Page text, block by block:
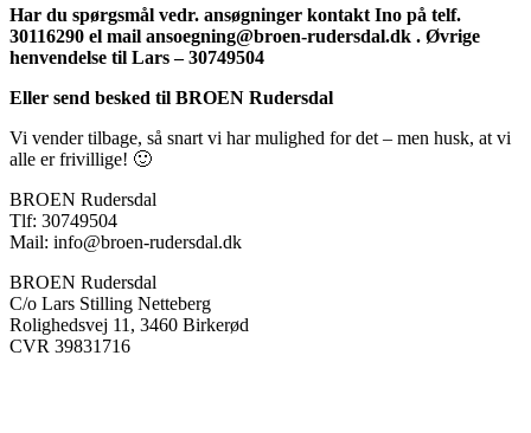
Har du spørgsmål vedr. ansøgninger kontakt Ino på telf.
30116290 el mail ansoegning@broen-rudersdal.dk . Øvrige
henvendelse til Lars – 30749504
Eller send besked til BROEN Rudersdal
Vi vender tilbage, så snart vi har mulighed for det – men husk, at vi
alle er frivillige! 🙂
BROEN Rudersdal
Tlf: 30749504
Mail: info@broen-rudersdal.dk
BROEN Rudersdal
C/o Lars Stilling Netteberg
Rolighedsvej 11, 3460 Birkerød
CVR 39831716